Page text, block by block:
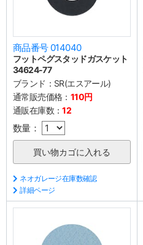
商品番号 014040
フットペグスタッドガスケット
34624-77
ブランド： SR(エスアール)
通常販売価格： 110円
通販在庫数：12
数量：
ネオガレージ在庫数確認
詳細ページ